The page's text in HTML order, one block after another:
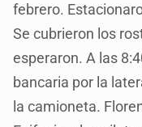
febrero.
Se cubrieron los
esperaron. A las
bancaria por la
la camioneta.